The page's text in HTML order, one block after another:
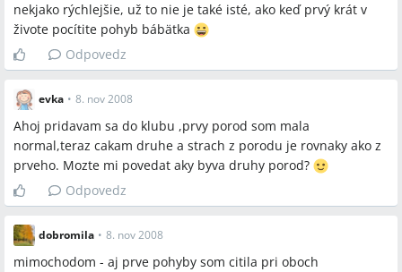
nekjako rýchlejšie, už to nie je také isté, ako keď prvý krát v
živote pocítite pohyb bábätka
Odpovedz
evka • 8. nov 2008
Ahoj pridavam sa do klubu ,prvy porod som mala
normal,teraz cakam druhe a strach z porodu je rovnaky ako z
prveho. Mozte mi povedat aky byva druhy porod?
Odpovedz
dobromila • 8. nov 2008
mimochodom - aj prve pohyby som citila pri oboch